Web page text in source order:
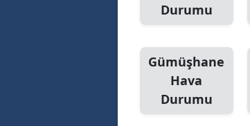
Durumu
Gümüşhane
Hava
Durumu